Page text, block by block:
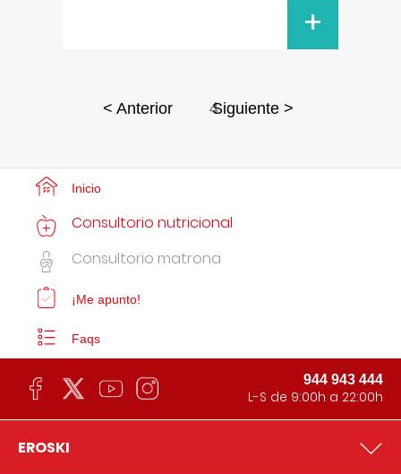
+
< Anterior 4
Siguiente >
Inicio
Consultorio nutricional
Consultorio matrona
¡Me apunto!
Faqs
944 943 444
L-S de 9:00h a 22:00h
EROSKI